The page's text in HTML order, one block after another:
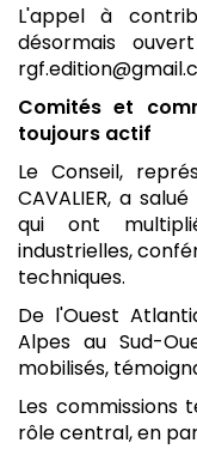
L'appel à
désormais
Comités et
toujours actif
Le Conseil,
CAVALIER, a
qui ont
industrielles,
techniques.
De l'Ouest
Alpes au Sud-
mobilisés,
Les commissions
rôle central, en